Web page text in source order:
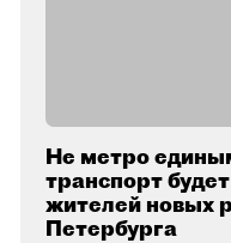
Не метро
транспорт
жителей новых
Петербурга